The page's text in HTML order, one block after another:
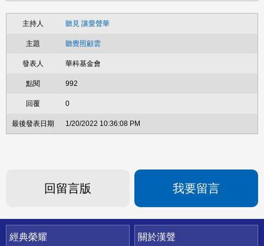
聽見 讓愛聲華
聽覺照顧雲
華科基金會
992
0
1/20/2022 10:36:08 PM
回留言版 我要留言
快速連結
經典榮耀
關於漢聲